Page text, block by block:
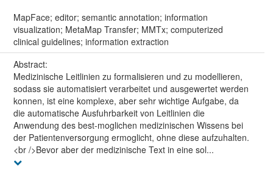
MapFace; editor; semantic annotation; information
visualization; MetaMap Transfer; MMTx; computerized
clinical guidelines; information extraction
Abstract:
Medizinische Leitlinien zu formalisieren und zu modellieren,
sodass sie automatisiert verarbeitet und ausgewertet werden
konnen, ist eine komplexe, aber sehr wichtige Aufgabe, da
die automatische Ausfuhrbarkeit von Leitlinien die
Anwendung des best-moglichen medizinischen Wissens bei
der Patientenversorgung ermoglicht, ohne diese aufzuhalten.
<br />Bevor aber der medizinische Text in eine sol...